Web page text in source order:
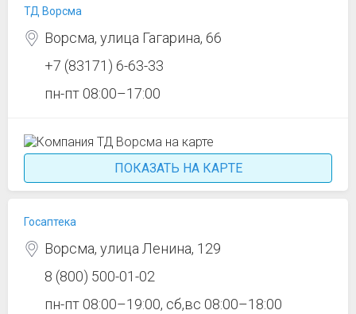
ТД Ворсма
Ворсма, улица Гагарина, 66
+7 (83171) 6-63-33
пн-пт 08:00–17:00
ПОКАЗАТЬ НА КАРТЕ
Госаптека
Ворсма, улица Ленина, 129
8 (800) 500-01-02
пн-пт 08:00–19:00, сб,вс 08:00–18:00